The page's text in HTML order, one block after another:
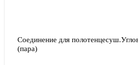
Соединение для
(пара)